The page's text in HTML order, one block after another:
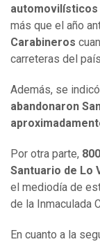
más que el año
Carabineros
carreteras del
Además, se
abandonaron
Por otra parte,
Santuario de Lo
el mediodía de
de la Inmaculada
En cuanto a la